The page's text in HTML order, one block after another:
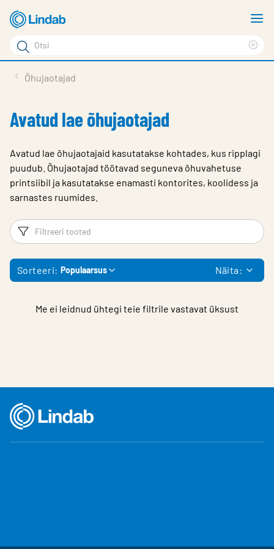
Mine
põhisisu
juurde
Otsi
Otsi
Meist
Logi sisse
Choose languge
Estonia
Õhujaotajad
Avatud lae õhujaotajad
Avatud lae õhujaotajaid kasutatakse kohtades, kus ripplagi
puudub. Õhujaotajad töötavad seguneva õhuvahetuse
printsiibil ja kasutatakse enamasti kontorites, koolidess ja
sarnastes ruumides.
Filtrid
Sorteeri: Populaarsus Näita:
Me ei leidnud ühtegi teie filtrile vastavat üksust